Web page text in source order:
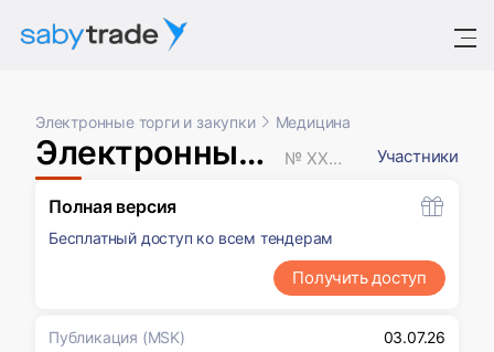
Электронные торги и закупки Медицина
Электронный аукцион № XXXXXXX Участники
Полная версия
Бесплатный доступ ко всем тендерам
Получить доступ
Публикация (MSK)
03.07.26